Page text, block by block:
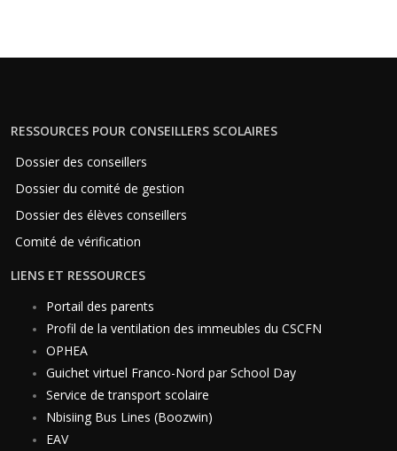
RESSOURCES POUR CONSEILLERS SCOLAIRES
Dossier des conseillers
Dossier du comité de gestion
Dossier des élèves conseillers
Comité de vérification
LIENS ET RESSOURCES
Portail des parents
Profil de la ventilation des immeubles du CSCFN
OPHEA
Guichet virtuel Franco-Nord par School Day
Service de transport scolaire
Nbisiing Bus Lines (Boozwin)
EAV